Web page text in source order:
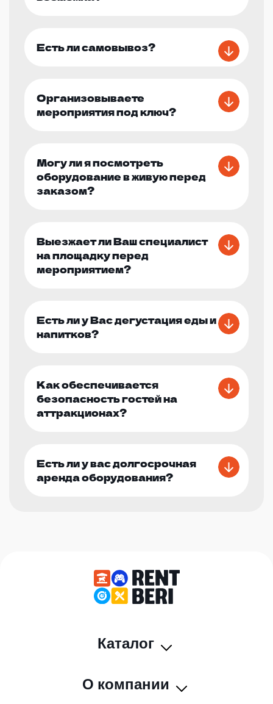
Есть ли самовывоз?
Организовываете
мероприятия под ключ?
Могу ли я посмотреть
оборудование в живую перед
заказом?
Выезжает ли Ваш специалист
на площадку перед
мероприятием?
Есть ли у Вас дегустация еды и
напитков?
Как обеспечивается
безопасность гостей на
аттракционах?
Есть ли у вас долгосрочная
аренда оборудования?
Каталог
О компании